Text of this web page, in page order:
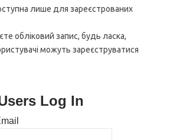
лише для зареєстрованих
обліковий запис, будь ласка,
можуть зареєструватися
Log In